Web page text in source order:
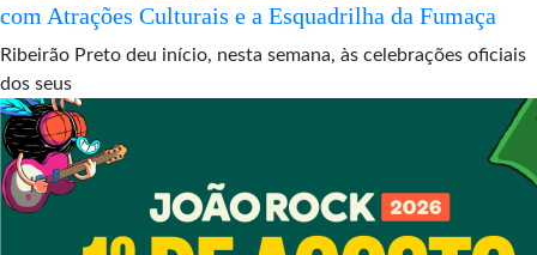
com Atrações Culturais e a Esquadrilha da Fumaça
Ribeirão Preto deu início, nesta semana, às celebrações oficiais
dos seus